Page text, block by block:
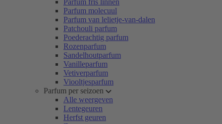
Parfum fris linnen
Parfum molecuul
Parfum van lelietje-van-dalen
Patchouli parfum
Poederachtig parfum
Rozenparfum
Sandelhoutparfum
Vanilleparfum
Vetiverparfum
Viooltjesparfum
Parfum per seizoen
Alle weergeven
Lentegeuren
Herfst geuren